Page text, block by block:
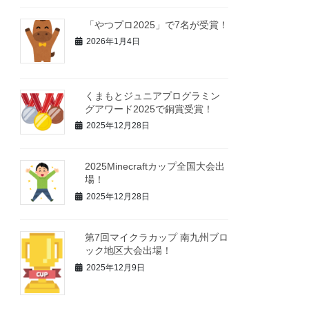
「やつプロ2025」で7名が受賞！
2026年1月4日
くまもとジュニアプログラミン
グアワード2025で銅賞受賞！
2025年12月28日
2025Minecraftカップ全国大会出
場！
2025年12月28日
第7回マイクラカップ 南九州ブロ
ック地区大会出場！
2025年12月9日